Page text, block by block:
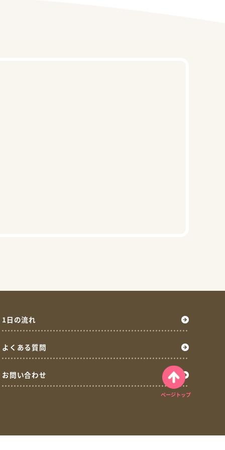
ページトップ
1日の流れ
よくある質問
お問い合わせ